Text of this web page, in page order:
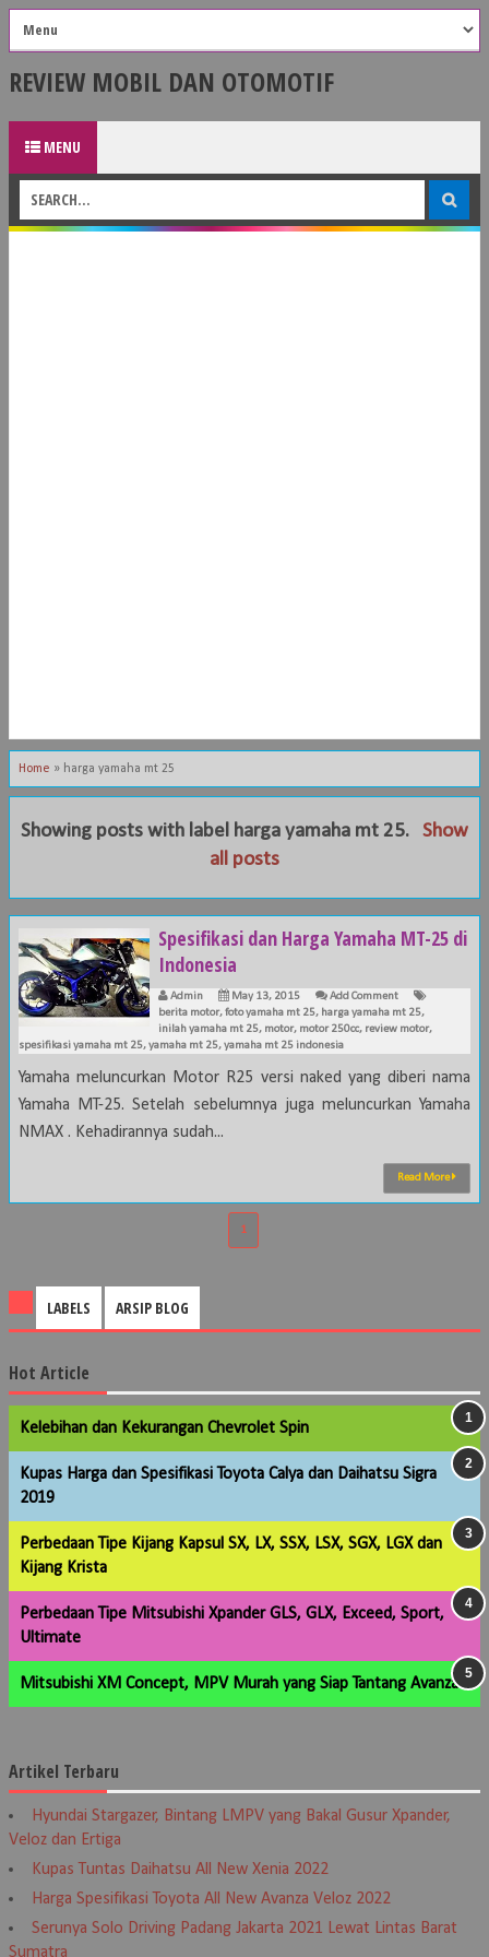
REVIEW MOBIL DAN OTOMOTIF
MENU
Home » harga yamaha mt 25
Showing posts with label harga yamaha mt 25.
Show
all posts
Spesifikasi dan Harga Yamaha MT-25 di
Indonesia
Admin May 13, 2015
Add Comment
berita motor,foto yamaha mt 25, harga yamaha mt 25,
inilah yamaha mt 25, motor, motor 250cc, review motor,
spesifikasi yamaha mt 25,yamaha mt 25,yamaha mt 25 indonesia
Yamaha meluncurkan Motor R25 versi naked yang diberi nama
Yamaha MT-25. Setelah sebelumnya juga meluncurkan Yamaha
NMAX . Kehadirannya sudah...
Read More
1
LABELS ARSIP BLOG
Hot Article
Kelebihan dan Kekurangan Chevrolet Spin
Kupas Harga dan Spesifikasi Toyota Calya dan Daihatsu Sigra
2019
Perbedaan Tipe Kijang Kapsul SX, LX, SSX, LSX, SGX, LGX dan
Kijang Krista
Perbedaan Tipe Mitsubishi Xpander GLS, GLX, Exceed, Sport,
Ultimate
Mitsubishi XM Concept, MPV Murah yang Siap Tantang Avanza
Artikel Terbaru
Hyundai Stargazer, Bintang LMPV yang Bakal Gusur Xpander,
Veloz dan Ertiga
Kupas Tuntas Daihatsu All New Xenia 2022
Harga Spesifikasi Toyota All New Avanza Veloz 2022
Serunya Solo Driving Padang Jakarta 2021 Lewat Lintas Barat
Sumatra